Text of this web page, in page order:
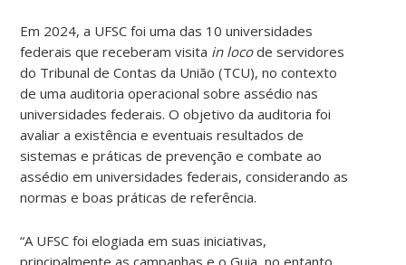
Em 2024, a UFSC foi uma das 10 universidades
federais que receberam visita in locode servidores
do Tribunal de Contas da União (TCU), no contexto
de uma auditoria operacional sobre assédio nas
universidades federais. O objetivo da auditoria foi
avaliar a existência e eventuais resultados de
sistemas e práticas de prevenção e combate ao
assédio em universidades federais, considerando as
normas e boas práticas de referência.
“A UFSC foi elogiada em suas iniciativas,